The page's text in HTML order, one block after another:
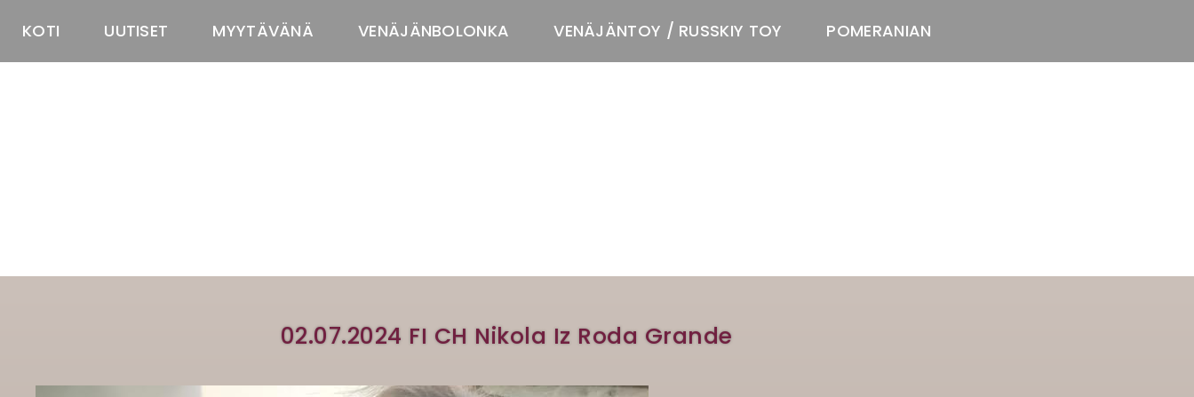
KOTI UUTISET MYYTÄVÄNÄ VENÄJÄNBOLONKA VENÄJÄNTOY / RUSSKIY TOY POMERANIAN
pomeranian
02.07.2024 FI CH Nikola Iz Roda Grande